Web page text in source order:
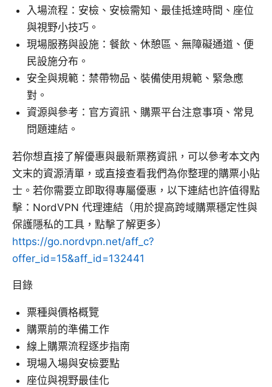
入場流程：安檢、安檢需知、最佳抵達時間、座位
與視野小技巧。
現場服務與設施：餐飲、休憩區、無障礙通道、便
民設施分布。
安全與規範：禁帶物品、裝備使用規範、緊急應
對。
資源與參考：官方資訊、購票平台注意事項、常見
問題連結。
若你想直接了解優惠與最新票務資訊，可以參考本文內
文末的資源清單，或直接查看我們為你整理的購票小貼
士。若你需要立即取得專屬優惠，以下連結也許值得點
擊：NordVPN 代理連結（用於提高跨域購票穩定性與
保護隱私的工具，點擊了解更多）
https://go.nordvpn.net/aff_c?
offer_id=15&aff_id=132441
目錄
票種與價格概覽
購票前的準備工作
線上購票流程逐步指南
現場入場與安檢要點
座位與視野最佳化